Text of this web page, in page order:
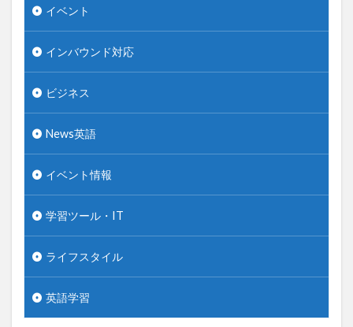
イベント
インバウンド対応
ビジネス
News英語
イベント情報
学習ツール・IT
ライフスタイル
英語学習